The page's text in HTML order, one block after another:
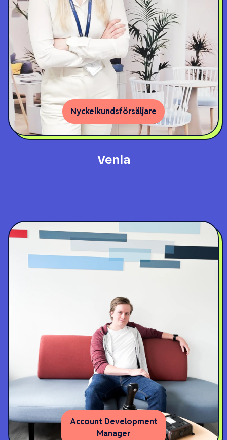
Nyckelkundsförsäljare
Venla
Account Development
Manager